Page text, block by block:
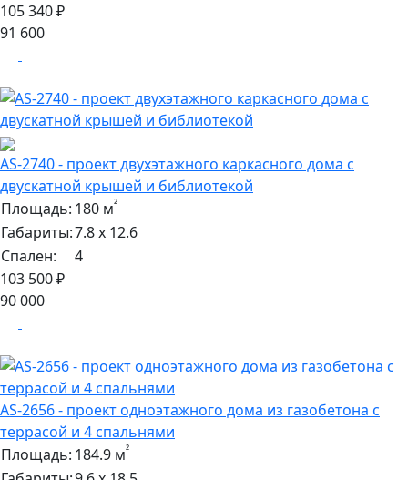
105 340 ₽
91 600
AS-2740 - проект двухэтажного каркасного дома с
двускатной крышей и библиотекой
Площадь: 180 м²
Габариты:7.8 х 12.6
Спален:
4
103 500 ₽
90 000
AS-2656 - проект одноэтажного дома из газобетона с
террасой и 4 спальнями
Площадь: 184.9 м²